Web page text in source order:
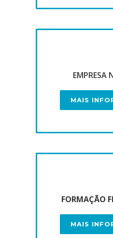
EMPRESA
MAIS
FORMAÇÃO
MAIS